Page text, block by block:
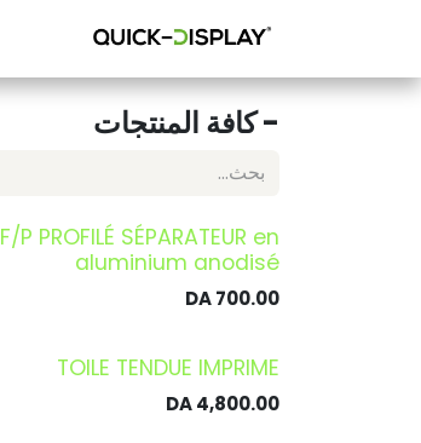
- كافة المنتجات
F/P PROFILÉ SÉPARATEUR en
aluminium anodisé
700.00
TOILE TENDUE IMPRIME
4,800.00